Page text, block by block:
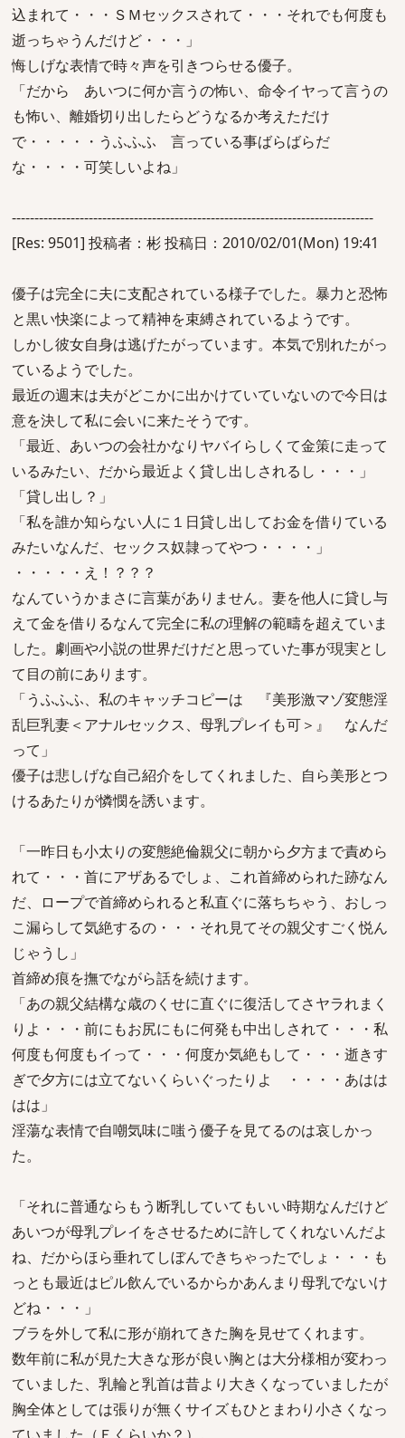
込まれて・・・ＳＭセックスされて・・・それでも何度も
逝っちゃうんだけど・・・」
悔しげな表情で時々声を引きつらせる優子。
「だから あいつに何か言うの怖い、命令イヤって言うの
も怖い、離婚切り出したらどうなるか考えただけ
で・・・・・うふふふ 言っている事ばらばらだ
な・・・・可笑しいよね」
--------------------------------------------------------------------------------
[Res: 9501] 投稿者：彬 投稿日：2010/02/01(Mon) 19:41
優子は完全に夫に支配されている様子でした。暴力と恐怖
と黒い快楽によって精神を束縛されているようです。
しかし彼女自身は逃げたがっています。本気で別れたがっ
ているようでした。
最近の週末は夫がどこかに出かけていていないので今日は
意を決して私に会いに来たそうです。
「最近、あいつの会社かなりヤバイらしくて金策に走って
いるみたい、だから最近よく貸し出しされるし・・・」
「貸し出し？」
「私を誰か知らない人に１日貸し出してお金を借りている
みたいなんだ、セックス奴隷ってやつ・・・・」
・・・・・え！？？？
なんていうかまさに言葉がありません。妻を他人に貸し与
えて金を借りるなんて完全に私の理解の範疇を超えていま
した。劇画や小説の世界だけだと思っていた事が現実とし
て目の前にあります。
「うふふふ、私のキャッチコピーは 『美形激マゾ変態淫
乱巨乳妻＜アナルセックス、母乳プレイも可＞』 なんだ
って」
優子は悲しげな自己紹介をしてくれました、自ら美形とつ
けるあたりが憐憫を誘います。
「一昨日も小太りの変態絶倫親父に朝から夕方まで責めら
れて・・・首にアザあるでしょ、これ首締められた跡なん
だ、ロープで首締められると私直ぐに落ちちゃう、おしっ
こ漏らして気絶するの・・・それ見てその親父すごく悦ん
じゃうし」
首締め痕を撫でながら話を続けます。
「あの親父結構な歳のくせに直ぐに復活してさヤラれまく
りよ・・・前にもお尻にもに何発も中出しされて・・・私
何度も何度もイって・・・何度か気絶もして・・・逝きす
ぎで夕方には立てないくらいぐったりよ ・・・・あはは
はは」
淫蕩な表情で自嘲気味に嗤う優子を見てるのは哀しかっ
た。
「それに普通ならもう断乳していてもいい時期なんだけど
あいつが母乳プレイをさせるために許してくれないんだよ
ね、だからほら垂れてしぼんできちゃったでしょ・・・も
っとも最近はピル飲んでいるからかあんまり母乳でないけ
どね・・・」
ブラを外して私に形が崩れてきた胸を見せてくれます。
数年前に私が見た大きな形が良い胸とは大分様相が変わっ
ていました、乳輪と乳首は昔より大きくなっていましたが
胸全体としては張りが無くサイズもひとまわり小さくなっ